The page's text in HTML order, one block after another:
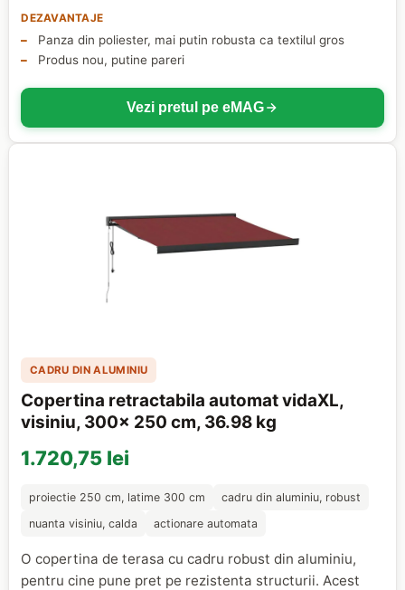
DEZAVANTAJE
Panza din poliester, mai putin robusta ca textilul gros
Produs nou, putine pareri
Vezi pretul pe eMAG
CADRU DIN ALUMINIU
Copertina retractabila automat vidaXL,
visiniu, 300x 250 cm, 36.98 kg
1.720,75 lei
proiectie 250 cm, latime 300 cm
cadru din aluminiu, robust
nuanta visiniu, calda
actionare automata
O copertina de terasa cu cadru robust din aluminiu,
pentru cine pune pret pe rezistenta structurii. Acest